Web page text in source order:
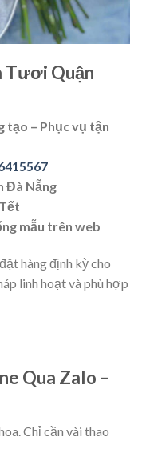
Tươi Quận
tạo – Phục vụ tận
Đà Nẵng
mẫu trên web
hàng định kỳ cho
linh hoạt và phù hợp
Qua Zalo –
Chỉ cần vài thao